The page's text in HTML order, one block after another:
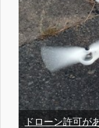
ドローン許可が